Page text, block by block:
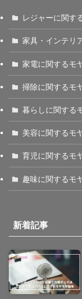
レジャーに関す
家具・インテリ
家電に関するモ
掃除に関するモ
暮らしに関する
美容に関するモ
育児に関するモ
趣味に関するモ
新着記事